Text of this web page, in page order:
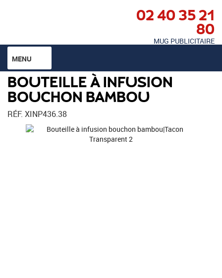
02 40 35 21
80
MUG PUBLICITAIRE
MENU
BOUTEILLE À INFUSION
BOUCHON BAMBOU
RÉF. XINP436.38